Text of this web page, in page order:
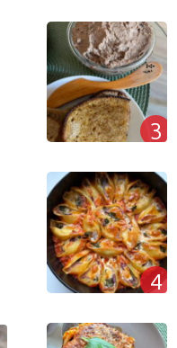
3
4